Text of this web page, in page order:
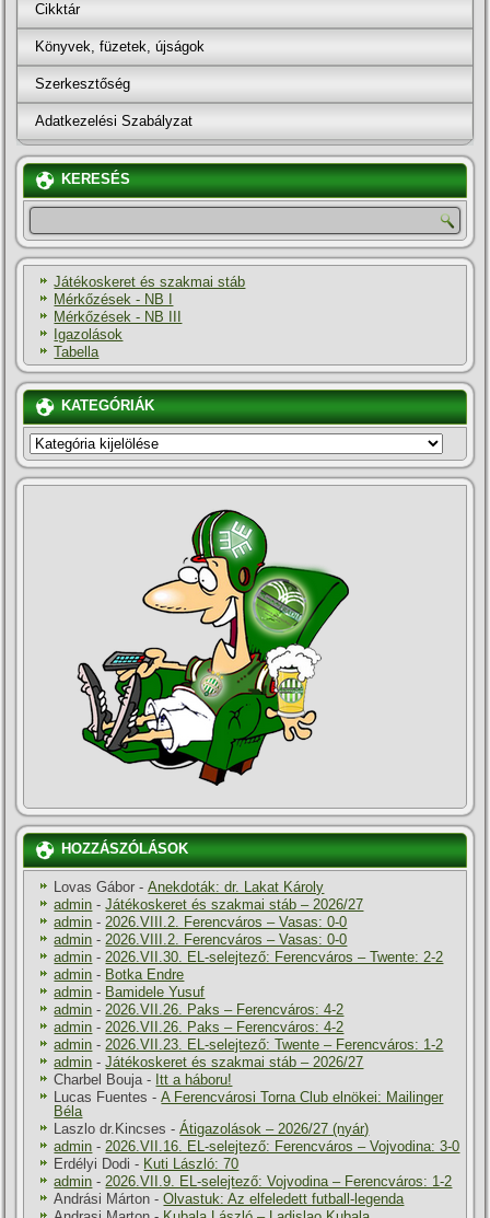
Cikktár
Könyvek, füzetek, újságok
Szerkesztőség
Adatkezelési Szabályzat
KERESÉS
Játékoskeret és szakmai stáb
Mérkőzések - NB I
Mérkőzések - NB III
Igazolások
Tabella
KATEGÓRIÁK
KATEGÓRIÁK
HOZZÁSZÓLÁSOK
Lovas Gábor -Anekdoták: dr. Lakat Károly
admin -Játékoskeret és szakmai stáb – 2026/27
admin -2026.VIII.2. Ferencváros – Vasas: 0-0
admin -2026.VIII.2. Ferencváros – Vasas: 0-0
admin -2026.VII.30. EL-selejtező: Ferencváros – Twente: 2-2
admin - Botka Endre
admin - Bamidele Yusuf
admin -2026.VII.26. Paks – Ferencváros: 4-2
admin -2026.VII.26. Paks – Ferencváros: 4-2
admin -2026.VII.23. EL-selejtező: Twente – Ferencváros: 1-2
admin -Játékoskeret és szakmai stáb – 2026/27
Charbel Bouja- Itt a háboru!
Lucas Fuentes -A Ferencvárosi Torna Club elnökei: Mailinger
Béla
Laszlo dr.Kincses -Átigazolások – 2026/27 (nyár)
admin -2026.VII.16. EL-selejtező: Ferencváros – Vojvodina: 3-0
Erdélyi Dodi - Kuti László: 70
admin -2026.VII.9. EL-selejtező: Vojvodina – Ferencváros: 1-2
Andrási Márton -Olvastuk: Az elfeledett futball-legenda